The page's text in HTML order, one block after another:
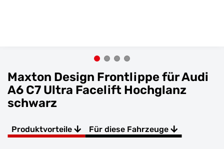
Maxton Design Frontlippe für Audi
A6 C7 Ultra Facelift Hochglanz
schwarz
Produktvorteile Für diese Fahrzeuge